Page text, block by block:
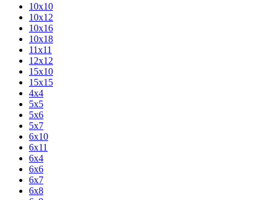
10х10
10х12
10х16
10х18
11х11
12х12
15х10
15х15
4х4
5х5
5х6
5х7
6х10
6х11
6х4
6х6
6х7
6х8